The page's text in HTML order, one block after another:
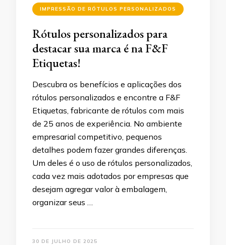
IMPRESSÃO DE RÓTULOS PERSONALIZADOS
Rótulos personalizados para
destacar sua marca é na F&F
Etiquetas!
Descubra os benefícios e aplicações dos
rótulos personalizados e encontre a F&F
Etiquetas, fabricante de rótulos com mais
de 25 anos de experiência. No ambiente
empresarial competitivo, pequenos
detalhes podem fazer grandes diferenças.
Um deles é o uso de rótulos personalizados,
cada vez mais adotados por empresas que
desejam agregar valor à embalagem,
organizar seus …
30 DE JULHO DE 2025